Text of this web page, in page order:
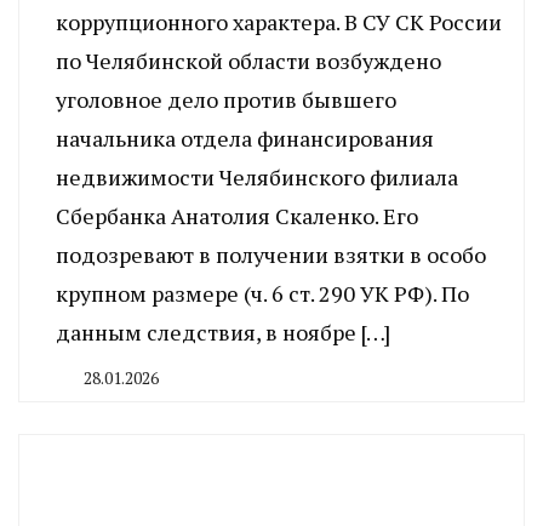
коррупционного характера. В СУ СК России
по Челябинской области возбуждено
уголовное дело против бывшего
начальника отдела финансирования
недвижимости Челябинского филиала
Сбербанка Анатолия Скаленко. Его
подозревают в получении взятки в особо
крупном размере (ч. 6 ст. 290 УК РФ). По
данным следствия, в ноябре […]
28.01.2026